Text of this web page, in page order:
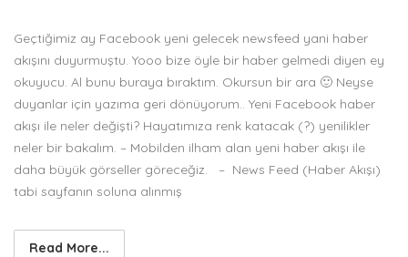
Geçtiğimiz ay Facebook yeni gelecek newsfeed yani haber
akışını duyurmuştu. Yooo bize öyle bir haber gelmedi diyen ey
okuyucu. Al bunu buraya bıraktım. Okursun bir ara 🙂 Neyse
duyanlar için yazıma geri dönüyorum.. Yeni Facebook haber
akışı ile neler değişti? Hayatımıza renk katacak (?) yenilikler
neler bir bakalım. – Mobilden ilham alan yeni haber akışı ile
daha büyük görseller göreceğiz. – News Feed (Haber Akışı)
tabi sayfanın soluna alınmış
Read More...